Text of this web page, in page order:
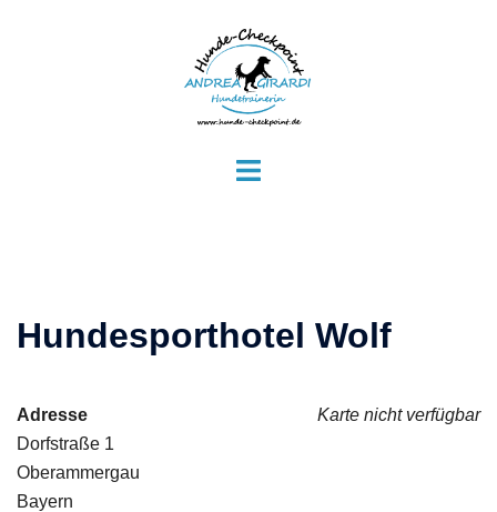
Menü
Hundesporthotel Wolf
Karte nicht verfügbar
Adresse
Dorfstraße 1
Oberammergau
Bayern